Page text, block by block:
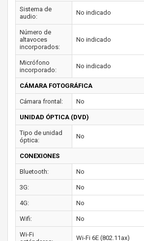
Sistema de
audio:
No indicado
Número de
altavoces
incorporados:
No indicado
Micrófono
incorporado:
No indicado
CÁMARA FOTOGRÁFICA
Cámara frontal: No
UNIDAD ÓPTICA (DVD)
Tipo de unidad
óptica:
No
CONEXIONES
Bluetooth: No
3G: No
4G: No
Wifi: No
Wi-Fi
Wi-Fi 6E (802.11ax)